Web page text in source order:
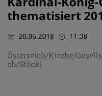
thematisiert
20.06.2018 11:38
Österreich/Kirche/
ch/Stöckl